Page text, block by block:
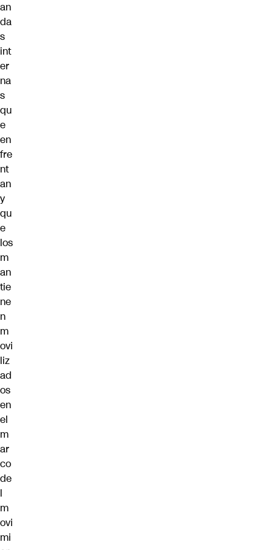
an
da
s
int
er
na
s
qu
e
en
fre
nt
an
y
qu
e
los
m
an
tie
ne
n
m
ovi
liz
ad
os
en
el
m
ar
co
de
l
m
ovi
mi